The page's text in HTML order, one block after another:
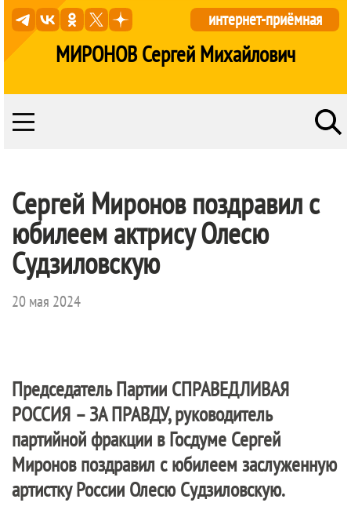
МИРОНОВ Сергей Михайлович
интернет-приёмная
Сергей Миронов поздравил с
юбилеем актрису Олесю
Судзиловскую
20 мая 2024
Председатель Партии СПРАВЕДЛИВАЯ
РОССИЯ – ЗА ПРАВДУ, руководитель
партийной фракции в Госдуме Сергей
Миронов поздравил с юбилеем заслуженную
артистку России Олесю Судзиловскую.